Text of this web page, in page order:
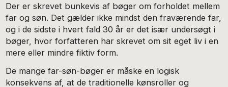
Der er skrevet bunkevis af bøger om forholdet mellem
far og søn. Det gælder ikke mindst den fraværende far,
og i de sidste i hvert fald 30 år er det især undersøgt i
bøger, hvor forfatteren har skrevet om sit eget liv i en
mere eller mindre fiktiv form.
De mange far-søn-bøger er måske en logisk
konsekvens af, at de traditionelle kønsroller og